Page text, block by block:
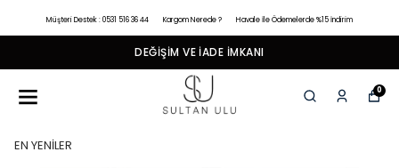
Müşteri Destek : 0531 516 36 44 Kargom Nerede ? Havale İle Ödemelerde %15 İndirim
DEĞIŞIM VE İADE İMKANI
0
EN YENİLER